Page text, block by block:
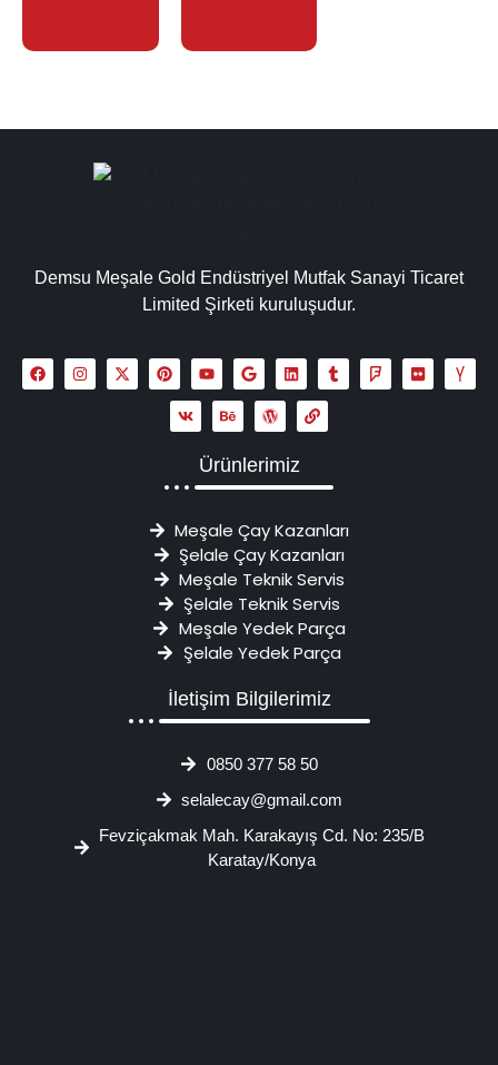
Demsu Meşale Gold Endüstriyel Mutfak Sanayi Ticaret
Limited Şirketi kuruluşudur.
Ürünlerimiz
Meşale Çay Kazanları
Şelale Çay Kazanları
Meşale Teknik Servis
Şelale Teknik Servis
Meşale Yedek Parça
Şelale Yedek Parça
İletişim Bilgilerimiz
0850 377 58 50
selalecay@gmail.com
Fevziçakmak Mah. Karakayış Cd. No: 235/B
Karatay/Konya